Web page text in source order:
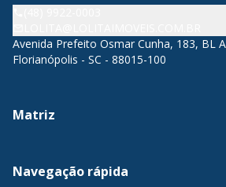
Avenida Prefeito Osmar Cunha, 183, BL
Florianópolis - SC - 88015-100
Matriz
Navegação rápida